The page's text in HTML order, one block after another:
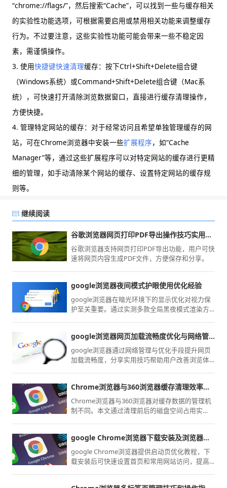
“chrome://flags/”，然后搜索“Cache”，可以找到一些与缓存相关
的实验性功能选项，可根据需要启用或禁用相关功能来调整缓存
行为。不过要注意，这些实验性功能可能会带来一些不稳定因
素，需谨慎操作。
3. 使用快捷键快速清理缓存：按下Ctrl+Shift+Delete组合键
（Windows系统）或Command+Shift+Delete组合键（Mac系
统），可快速打开清除浏览数据窗口，直接进行缓存清理操作，
方便快捷。
4. 管理特定网站的缓存：对于经常访问且希望单独管理缓存的网
站，可在Chrome浏览器中安装一些扩展程序，如“Cache
Manager”等，通过这些扩展程序可以对特定网站的缓存进行更精
细的管理，如手动清除某个网站的缓存、设置特定网站的缓存规
则等。
继续阅读
谷歌浏览器网页打印PDF导出操作技巧实用教程
谷歌浏览器支持网页打印PDF导出功能，用户可快
速将网页内容生成PDF文件，方便保存和分享。
google浏览器夜间模式护眼使用优化经验
google浏览器在暗光环境下的显示优化对视力保
护至关重要。通过实测多款全局黑夜模式渲染方
激，在深夜办公或长时间阅读时提供更舒适的视
觉保障。
google浏览器网页加载流畅度优化与网络管理技巧
google浏览器通过网络管理与优化手段提升网页
加载流畅度，分享实用技巧帮助用户改善浏览体
Chrome浏览器与360浏览器缓存清理效率对比
Chrome浏览器与360浏览器对缓存数据的管理机
制不同。本文通过清理前后的磁盘空间占用实
google Chrome浏览器下载安装及浏览器启动页优化教程
google Chrome浏览器提供启动页优化教程，下
载安装后可快速设置首页和常用网站访问，提高